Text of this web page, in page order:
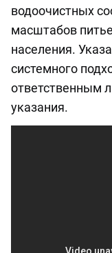
водоочистных
масштабов
населения.
системного
ответственным
указания.